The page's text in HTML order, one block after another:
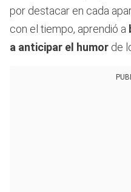
por destacar en cada
con el tiempo, aprendió a
a anticipar el humor de